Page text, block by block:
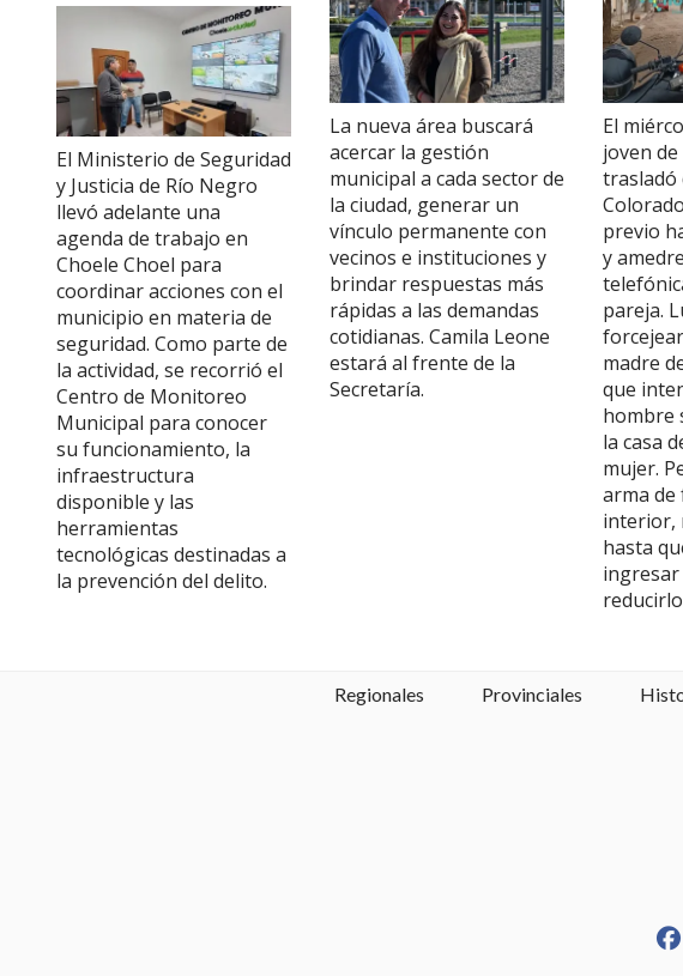
El Ministerio de Seguridad
y Justicia de Río Negro
llevó adelante una
agenda de trabajo en
Choele Choel para
coordinar acciones con el
municipio en materia de
seguridad. Como parte de
la actividad, se recorrió el
Centro de Monitoreo
Municipal para conocer
su funcionamiento, la
infraestructura
disponible y las
herramientas
tecnológicas destinadas a
la prevención del delito.
La nueva área buscará
acercar la gestión
municipal a cada sector de
la ciudad, generar un
vínculo permanente con
vecinos e instituciones y
brindar respuestas más
rápidas a las demandas
cotidianas. Camila Leone
estará al frente de la
Secretaría.
El
joven
trasladó
previo
y
pareja.
madre
que
hombre
la casa
mujer.
arma de
interior,
hasta
Regionales Provinciales